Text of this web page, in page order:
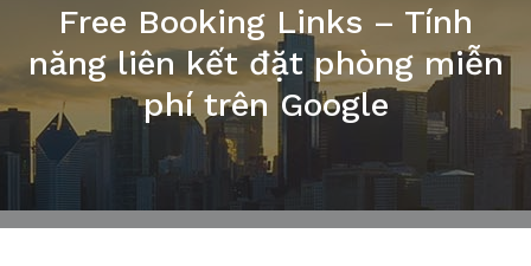
Free Booking Links – Tính
năng liên kết đặt phòng miễn
phí trên Google